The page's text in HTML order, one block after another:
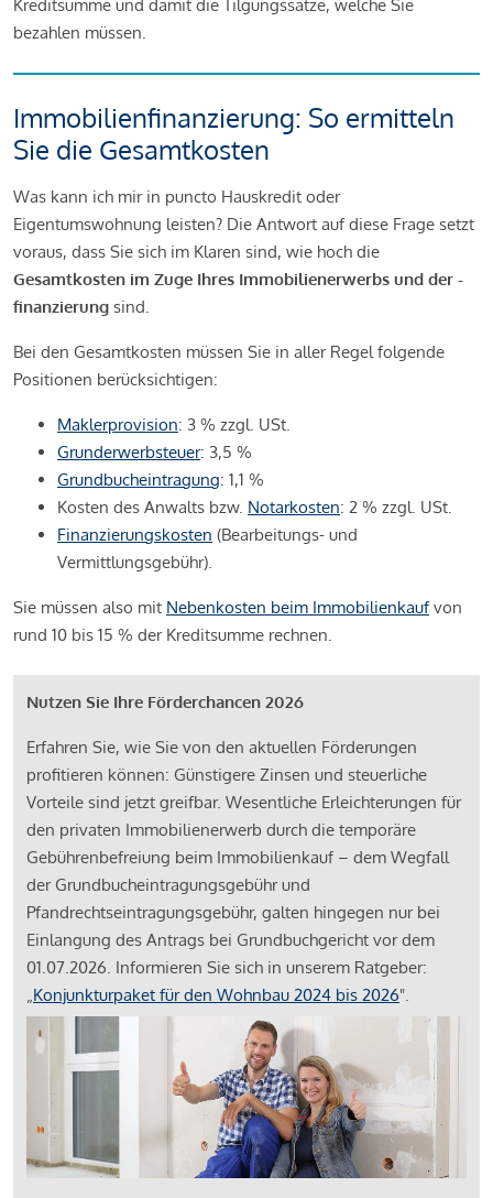
Kreditsumme und damit die Tilgungssätze, welche Sie
bezahlen müssen.
Immobilienfinanzierung: So ermitteln
Sie die Gesamtkosten
Was kann ich mir in puncto Hauskredit oder
Eigentumswohnung leisten? Die Antwort auf diese Frage setzt
voraus, dass Sie sich im Klaren sind, wie hoch die
Gesamtkosten im Zuge Ihres Immobilienerwerbs und der -
finanzierung sind.
Bei den Gesamtkosten müssen Sie in aller Regel folgende
Positionen berücksichtigen:
Maklerprovision: 3 % zzgl. USt.
Grunderwerbsteuer: 3,5 %
Grundbucheintragung: 1,1 %
Kosten des Anwalts bzw. Notarkosten: 2 % zzgl. USt.
Finanzierungskosten (Bearbeitungs- und
Vermittlungsgebühr).
Sie müssen also mit Nebenkosten beim Immobilienkaufvon
rund 10 bis 15 % der Kreditsumme rechnen.
Nutzen Sie Ihre Förderchancen 2026
Erfahren Sie, wie Sie von den aktuellen Förderungen
profitieren können: Günstigere Zinsen und steuerliche
Vorteile sind jetzt greifbar. Wesentliche Erleichterungen für
den privaten Immobilienerwerb durch die temporäre
Gebührenbefreiung beim Immobilienkauf – dem Wegfall
der Grundbucheintragungsgebühr und
Pfandrechtseintragungsgebühr, galten hingegen nur bei
Einlangung des Antrags bei Grundbuchgericht vor dem
01.07.2026. Informieren Sie sich in unserem Ratgeber:
„Konjunkturpaket für den Wohnbau 2024 bis 2026".